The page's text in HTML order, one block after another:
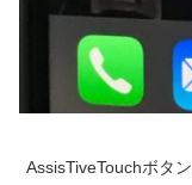
AssisTiveTouchボタ